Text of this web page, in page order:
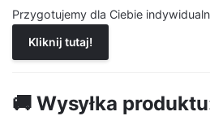
Przygotujemy dla Ciebie
Kliknij tutaj!
🚚 Wysyłka